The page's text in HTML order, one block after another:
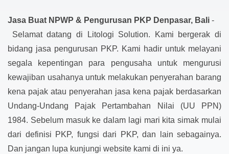
Jasa Buat NPWP & Pengurusan PKP Denpasar, Bali -
Selamat datang di Litologi Solution. Kami bergerak di
bidang jasa pengurusan PKP. Kami hadir untuk melayani
segala kepentingan para pengusaha untuk mengurusi
kewajiban usahanya untuk melakukan penyerahan barang
kena pajak atau penyerahan jasa kena pajak berdasarkan
Undang-Undang Pajak Pertambahan Nilai (UU PPN)
1984. Sebelum masuk ke dalam lagi mari kita simak mulai
dari definisi PKP, fungsi dari PKP, dan lain sebagainya.
Dan jangan lupa kunjungi website kami di ini ya.